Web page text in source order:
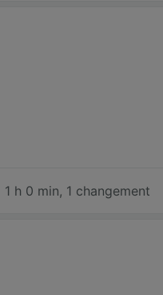
1 h 0 min, 1 changement